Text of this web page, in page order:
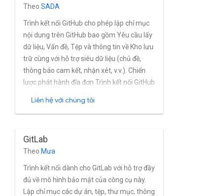
Theo SADA
Trình kết nối GitHub cho phép lập chỉ mục
nội dung trên GitHub bao gồm Yêu cầu lấy
dữ liệu, Vấn đề, Tệp và thông tin về Kho lưu
trữ cùng với hỗ trợ siêu dữ liệu (chủ đề,
thông báo cam kết, nhận xét, v.v.). Chiến
lược phát hành đĩa đơn Trình kết nối GitHub
nhanh. Chiến lược phát hành đĩa đơn trình
GitHub.
Liên hệ với chúng tôi
GitLab
Theo Mưa
Trình kết nối dành cho GitLab với hỗ trợ đầy
đủ về mô hình bảo mật của công cụ này.
Lập chỉ mục các dự án, tệp, thư mục, thông